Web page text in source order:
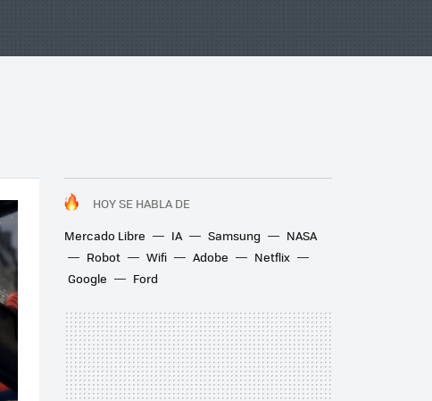
HOY SE HABLA DE
Mercado Libre
IA Samsung
NASA
Robot
Wifi Adobe
Netflix
Google
Ford